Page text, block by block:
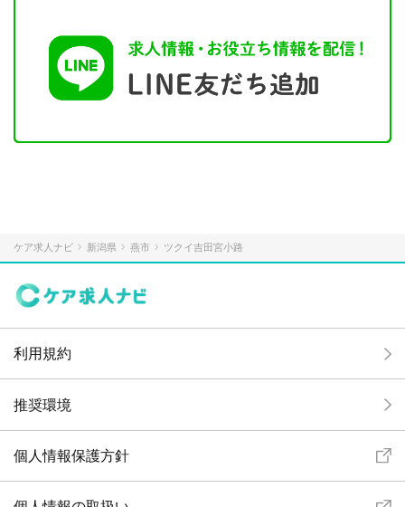
ケア求人ナビ 新潟県 燕市 ツクイ吉田宮小路
利用規約
推奨環境
個人情報保護方針